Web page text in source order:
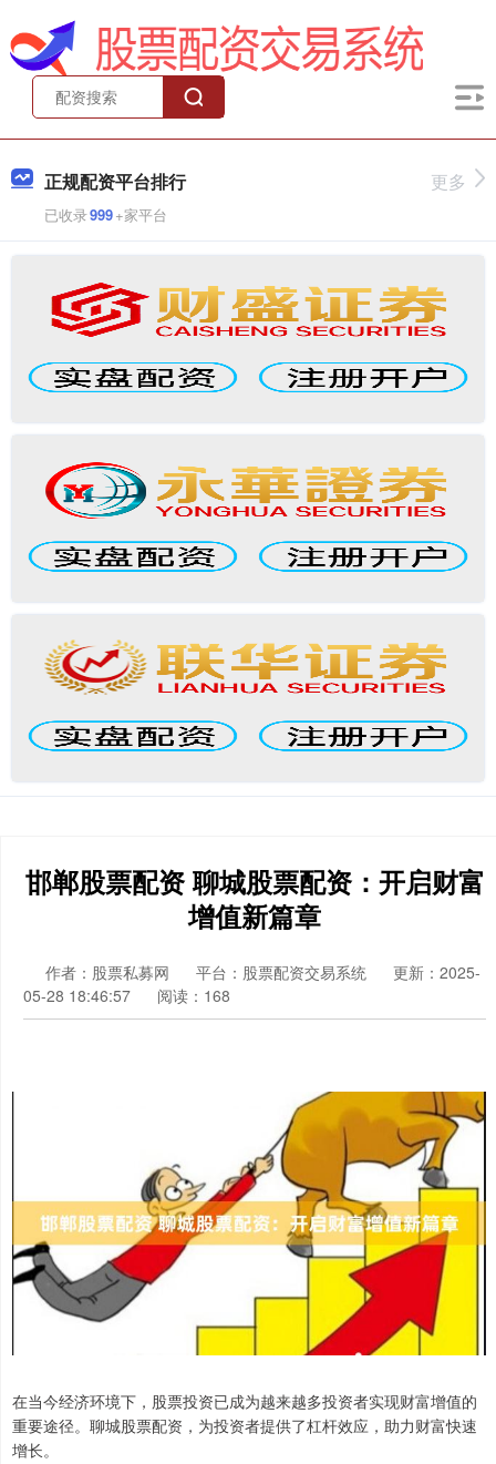
正规配资平台排行
已收录999+家平台
更多
邯郸股票配资 聊城股票配资：开启财富
增值新篇章
作者：股票私募网 平台：股票配资交易系统
更新：2025-
05-28 18:46:57
阅读：168
在当今经济环境下，股票投资已成为越来越多投资者实现财富增值的
重要途径。聊城股票配资，为投资者提供了杠杆效应，助力财富快速
增长。